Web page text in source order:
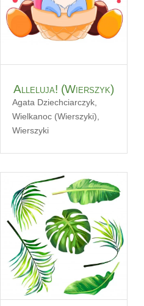
Alleluja! (Wierszyk)
Agata Dziechciarczyk
Wielkanoc (Wierszyki)
Wierszyki